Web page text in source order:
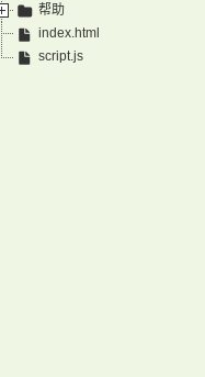
帮助
index.html
script.js